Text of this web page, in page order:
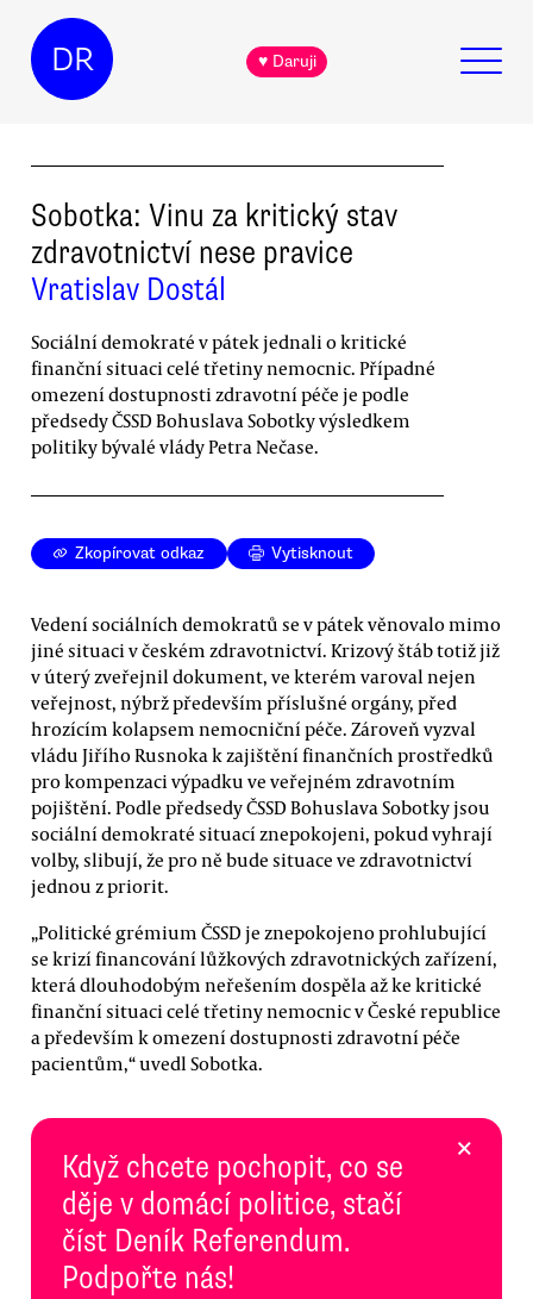
DR ♥ Daruji
Sobotka: Vinu za kritický stav
zdravotnictví nese pravice
Vratislav Dostál
Sociální demokraté v pátek jednali o kritické
finanční situaci celé třetiny nemocnic. Případné
omezení dostupnosti zdravotní péče je podle
předsedy ČSSD Bohuslava Sobotky výsledkem
politiky bývalé vlády Petra Nečase.
Zkopírovat odkaz Vytisknout
Vedení sociálních demokratů se v pátek věnovalo mimo
jiné situaci v českém zdravotnictví. Krizový štáb totiž již
v úterý zveřejnil dokument, ve kterém varoval nejen
veřejnost, nýbrž především příslušné orgány, před
hrozícím kolapsem nemocniční péče. Zároveň vyzval
vládu Jiřího Rusnoka k zajištění finančních prostředků
pro kompenzaci výpadku ve veřejném zdravotním
pojištění. Podle předsedy ČSSD Bohuslava Sobotky jsou
sociální demokraté situací znepokojeni, pokud vyhrají
volby, slibují, že pro ně bude situace ve zdravotnictví
jednou z priorit.
„Politické grémium ČSSD je znepokojeno prohlubující
se krizí financování lůžkových zdravotnických zařízení,
která dlouhodobým neřešením dospěla až ke kritické
finanční situaci celé třetiny nemocnic v České republice
a především k omezení dostupnosti zdravotní péče
pacientům,“ uvedl Sobotka.
Když chcete pochopit, co se
děje v domácí politice, stačí
číst Deník Referendum.
Podpořte nás!
×